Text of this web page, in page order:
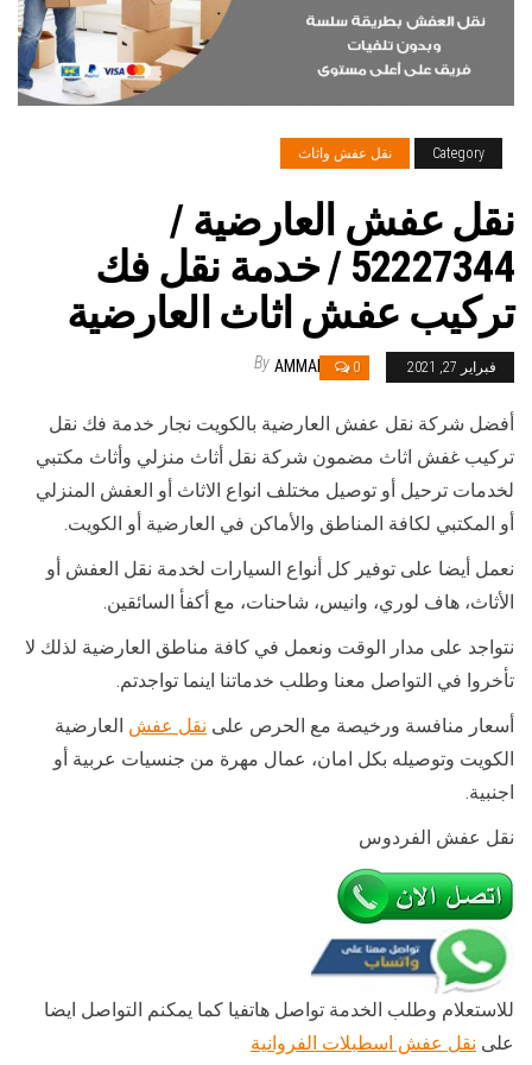
Category نقل عفش واثاث
نقل عفش العارضية /
52227344 / خدمة نقل فك
تركيب عفش اثاث العارضية
فبراير 27, 2021 0
By AMMAR
أفضل شركة نقل عفش العارضية بالكويت نجار خدمة فك نقل
تركيب غفش اثاث مضمون شركة نقل أثاث منزلي وأثاث مكتبي
لخدمات ترحيل أو توصيل مختلف انواع الاثاث أو العفش المنزلي
أو المكتبي لكافة المناطق والأماكن في العارضية أو الكويت.
نعمل أيضا على توفير كل أنواع السيارات لخدمة نقل العفش أو
الأثاث، هاف لوري، وانيس، شاحنات، مع أكفأ السائقين.
نتواجد على مدار الوقت ونعمل في كافة مناطق العارضية لذلك لا
تأخروا في التواصل معنا وطلب خدماتنا اينما تواجدتم.
أسعار منافسة ورخيصة مع الحرص على نقل عفش العارضية
الكويت وتوصيله بكل امان، عمال مهرة من جنسيات عربية أو
اجنبية.
نقل عفش الفردوس
للاستعلام وطلب الخدمة تواصل هاتفيا كما يمكنم التواصل ايضا
على نقل عفش اسطبلات الفروانية